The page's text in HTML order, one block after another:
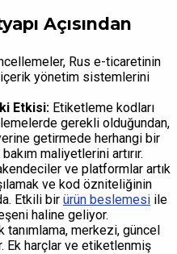
Açısından
Rus e-ticaretinin
içerik yönetim sistemlerini
Etkisi: Etiketleme kodları
gerekli olduğundan,
getirmede herhangi bir
maliyetlerini artırır.
ve platformlar artık
ve kod özniteliğinin
Etkili bir ürün beslemesi ile
haline geliyor.
tanımlama, merkezi, güncel
Ek harçlar ve etiketlenmiş